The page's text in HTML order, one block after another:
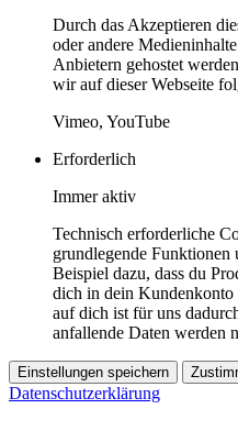
Durch das Akzeptieren
oder andere
Anbietern gehostet
wir auf dieser Webseite
Vimeo, YouTube
Erforderlich
Immer aktiv
Technisch erforderliche
grundlegende Funktionen
Beispiel dazu, dass du
dich in dein Kundenkonto
auf dich ist für uns
anfallende Daten werden
Einstellungen speichern
Datenschutzerklärung